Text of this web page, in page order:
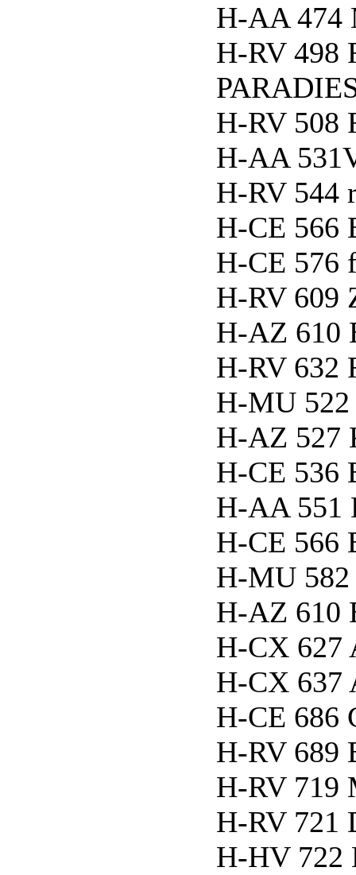
H-AA 474
H-RV 498
H-RV 508
H-AA
H-RV 544
H-CE 566
H-CE 576
H-RV 609
H-AZ 610
H-RV 632
H-MU 522
H-AZ 527
H-CE 536
H-AA 551
H-CE 566
H-MU 582
H-AZ 610
H-CX 627
H-CX 637
H-CE 686
H-RV 689
H-RV 719
H-RV 721
H-HV 722